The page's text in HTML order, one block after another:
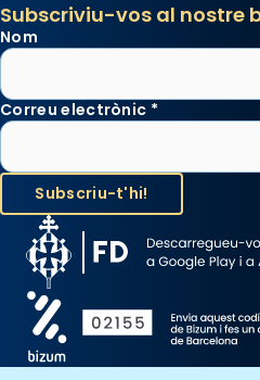
Subscriviu-vos al nostre
Nom
Correu electrònic *